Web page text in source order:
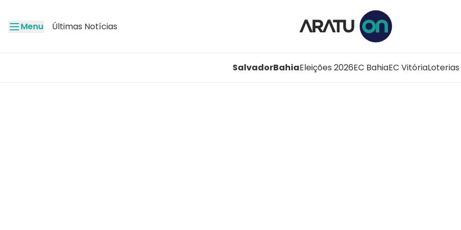
Menu Últimas Notícias
SalvadorBahiaEleições 2026EC BahiaEC VitóriaLoterias